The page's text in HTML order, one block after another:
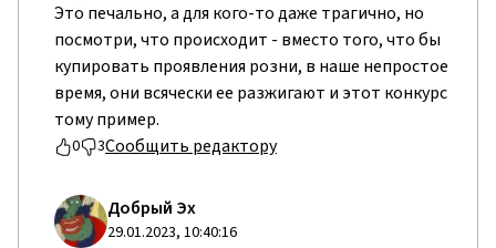
Это печально, а для кого-то даже трагично, но
посмотри, что происходит - вместо того, что бы
купировать проявления розни, в наше непростое
время, они всячески ее разжигают и этот конкурс
тому пример.
0 3Сообщить редактору
Добрый Эх
29.01.2023, 10:40:16